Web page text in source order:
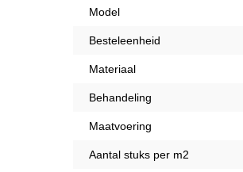
Model
Besteleenheid
Materiaal
Behandeling
Maatvoering
Aantal stuks per m2